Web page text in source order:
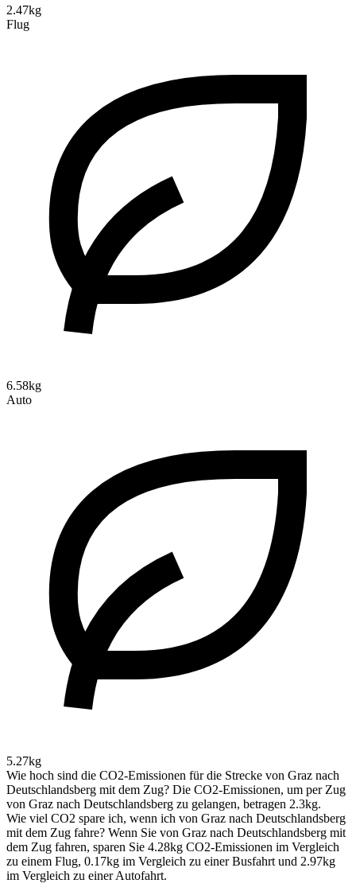
2.47kg
Flug
6.58kg
Auto
5.27kg
Wie hoch sind die CO2-Emissionen für die Strecke von Graz nach
Deutschlandsberg mit dem Zug? Die CO2-Emissionen, um per Zug
von Graz nach Deutschlandsberg zu gelangen, betragen 2.3kg.
Wie viel CO2 spare ich, wenn ich von Graz nach Deutschlandsberg
mit dem Zug fahre? Wenn Sie von Graz nach Deutschlandsberg mit
dem Zug fahren, sparen Sie 4.28kg CO2-Emissionen im Vergleich
zu einem Flug, 0.17kg im Vergleich zu einer Busfahrt und 2.97kg
im Vergleich zu einer Autofahrt.